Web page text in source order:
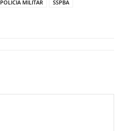
POLICIA MILITAR
SSPBA